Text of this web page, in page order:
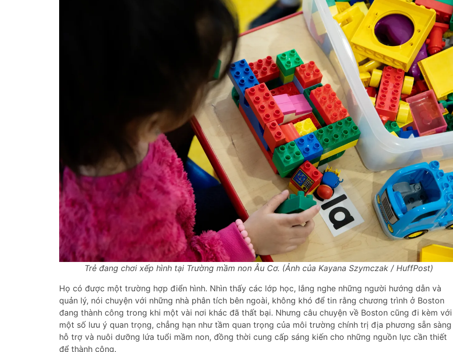
Trẻ đang chơi xếp hình tại Trường mầm non Âu Cơ. (Ảnh của Kayana Szymczak / HuffPost)
Họ có được một trường hợp điển hình. Nhìn thấy các lớp học, lắng nghe những người hướng dẫn và
quản lý, nói chuyện với những nhà phân tích bên ngoài, không khó để tin rằng chương trình ở Boston
đang thành công trong khi một vài nơi khác đã thất bại. Nhưng câu chuyện về Boston cũng đi kèm với
một số lưu ý quan trọng, chẳng hạn như tầm quan trọng của môi trường chính trị địa phương sẵn sàng
hỗ trợ và nuôi dưỡng lứa tuổi mầm non, đồng thời cung cấp sáng kiến cho những nguồn lực cần thiết
để thành công.